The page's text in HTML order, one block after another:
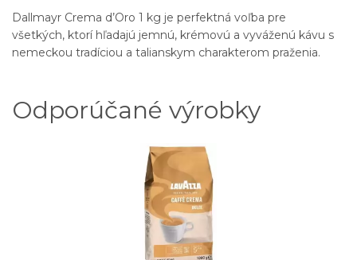
Dallmayr Crema d’Oro 1 kg je perfektná voľba pre
všetkých, ktorí hľadajú jemnú, krémovú a vyváženú kávu s
nemeckou tradíciou a talianskym charakterom praženia.
Odporúčané výrobky